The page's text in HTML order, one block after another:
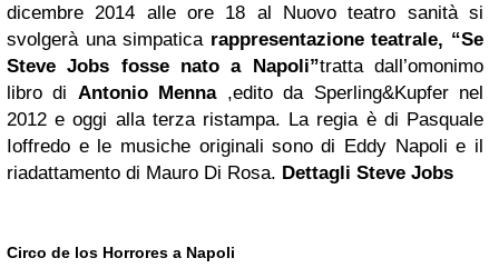
dicembre 2014 alle ore 18 al Nuovo teatro sanità si
svolgerà una simpatica rappresentazione teatrale, “Se
Steve Jobs fosse nato a Napoli”tratta dall’omonimo
libro di Antonio Menna,edito da Sperling&Kupfer nel
2012 e oggi alla terza ristampa. La regia è di Pasquale
Ioffredo e le musiche originali sono di Eddy Napoli e il
riadattamento di Mauro Di Rosa. Dettagli Steve Jobs
Circo de los Horrores a Napoli